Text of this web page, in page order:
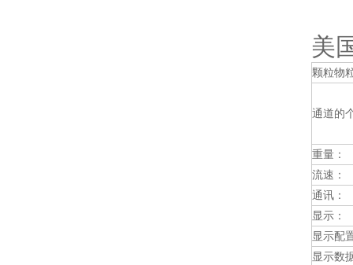
美
颗粒物
通道的
重量：
流速：
通讯：
显示：
显示配
显示数